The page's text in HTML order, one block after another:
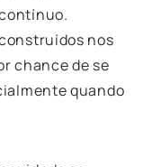
nos
chance de se
quando